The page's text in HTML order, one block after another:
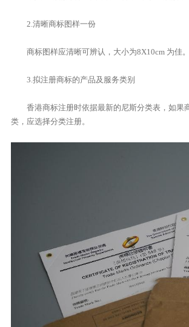
2.清晰商标图样一份
商标图样应清晰可辨认，大小为8X10cm 为佳。
3.拟注册商标的产品及服务类别
香港商标注册时依据最新的尼斯分类表，如果
类，应选择分类注册。